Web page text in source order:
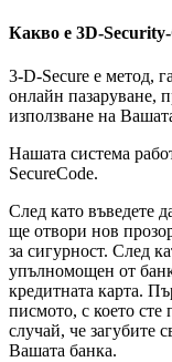
Какво е 3D-
3-D-Secure е метод,
онлайн пазаруване,
използване на
Нашата система
SecureCode.
След като въведете
ще отвори нов
за сигурност. След
упълномощен от
кредитната карта.
писмото, с което сте
случай, че загубите
Вашата банка.